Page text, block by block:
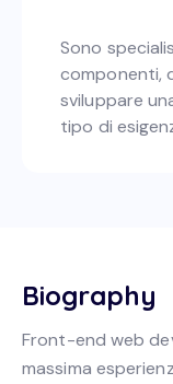
Sono
componenti,
sviluppare
tipo di
Biography
Front-end web
massima